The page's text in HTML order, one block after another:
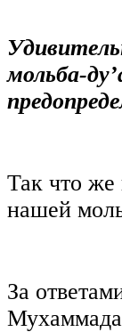
мольба-
Так что же
нашей
За
Мухаммада